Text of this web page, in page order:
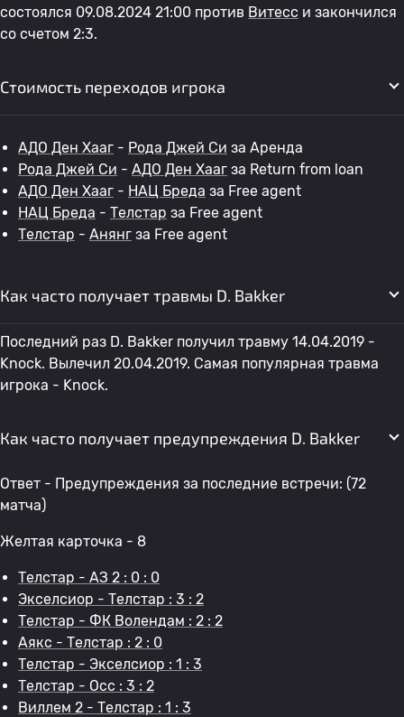
состоялся 09.08.2024 21:00 против Витесс и закончился
со счетом 2:3.
Стоимость переходов игрока
АДО Ден Хааг - Рода Джей Си за Аренда
Рода Джей Си - АДО Ден Хааг за Return from loan
АДО Ден Хааг - НАЦ Бреда за Free agent
НАЦ Бреда - Телстар за Free agent
Телстар - Анянг за Free agent
Как часто получает травмы D. Bakker
Последний раз D. Bakker получил травму 14.04.2019 -
Knock. Вылечил 20.04.2019. Самая популярная травма
игрока - Knock.
Как часто получает предупреждения D. Bakker
Ответ - Предупреждения за последние встречи: (72
матча)
Желтая карточка - 8
Телстар - АЗ 2 : 0 : 0
Экселсиор - Телстар : 3 : 2
Телстар - ФК Волендам : 2 : 2
Аякс - Телстар : 2 : 0
Телстар - Экселсиор : 1 : 3
Телстар - Осс : 3 : 2
Виллем 2 - Телстар : 1 : 3